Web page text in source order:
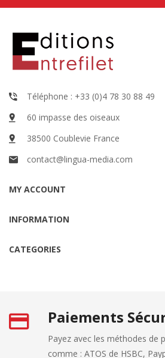
Téléphone : +33 (0)4 78 30 88 49
60 impasse des oiseaux
38500 Coublevie France
contact@lingua-media.com
MY ACCOUNT
INFORMATION
CATEGORIES
Paiements
Payez avec les méthodes de
comme : ATOS de HSBC,